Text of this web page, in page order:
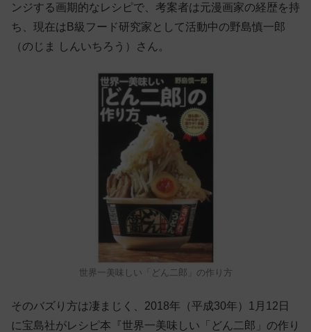
ンジする画期的なレシピで、考案者は元漫画家の経歴を持
ち、現在はB級フード研究家として活動中の野島慎一郎
（のじま しんいちろう）さん。
世界一美味しい「どん二郎」の作り方
そのバズり方は凄まじく、2018年（平成30年）1月12日
に宝島社がレシピ本『世界一美味しい「どん二郎」の作り